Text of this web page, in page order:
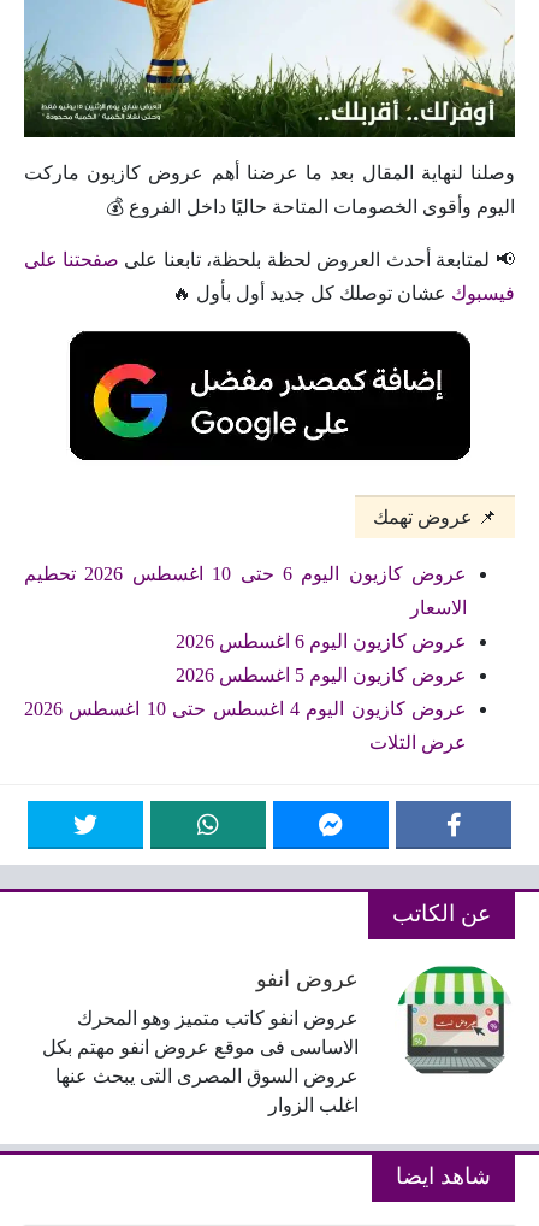
وصلنا لنهاية المقال بعد ما عرضنا أهم عروض كازيون ماركت
اليوم وأقوى الخصومات المتاحة حاليًا داخل الفروع 💰
📢 لمتابعة أحدث العروض لحظة بلحظة، تابعنا على صفحتنا على
فيسبوك عشان توصلك كل جديد أول بأول 🔥
📌 عروض تهمك
عروض كازيون اليوم 6 حتى 10 اغسطس 2026 تحطيم
الاسعار
عروض كازيون اليوم 6 اغسطس 2026
عروض كازيون اليوم 5 اغسطس 2026
عروض كازيون اليوم 4 اغسطس حتى 10 اغسطس 2026
عرض التلات
عن الكاتب
عروض انفو
عروض انفو كاتب متميز وهو المحرك
الاساسى فى موقع عروض انفو مهتم بكل
عروض السوق المصرى التى يبحث عنها
اغلب الزوار
شاهد ايضا